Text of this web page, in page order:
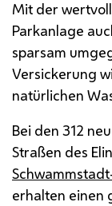
Mit der
Parkanlage
sparsam
Versickerung
natürlichen
Bei den 312
Straßen des
erhalten einen